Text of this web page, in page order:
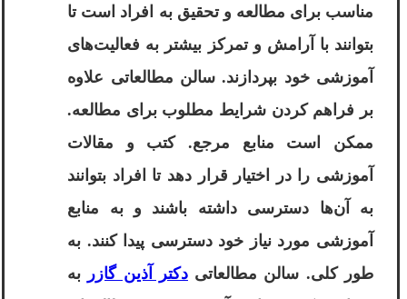
مناسب برای مطالعه و تحقیق به افراد است تا
بتوانند با آرامش و تمرکز بیشتر به فعالیت‌های
آموزشی خود بپردازند. سالن مطالعاتی علاوه
بر فراهم کردن شرایط مطلوب برای مطالعه.
ممکن است منابع مرجع. کتب و مقالات
آموزشی را در اختیار قرار دهد تا افراد بتوانند
به آن‌ها دسترسی داشته باشند و به منابع
آموزشی مورد نیاز خود دسترسی پیدا کنند. به
طور کلی. سالن مطالعاتیدکتر آذین گازر به